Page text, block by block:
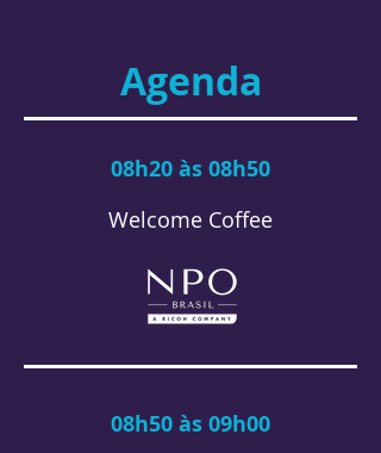
Agenda
08h20 às 08h50
Welcome Coffee
08h50 às 09h00